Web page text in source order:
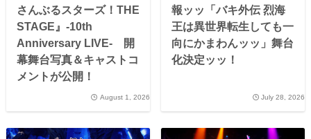
さんぶるスターズ！THE
STAGE』-10th
Anniversary LIVE- 開
幕舞台写真＆キャストコ
メントが公開！
August 1, 2026
報ッッ「バキ外伝 烈海
王は異世界転生しても一
向にかまわんッッ」舞台
化決定ッッ！
July 28, 2026